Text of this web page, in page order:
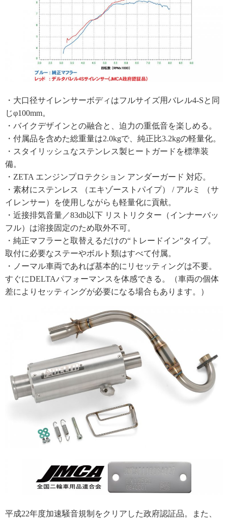
・大口径サイレンサーボディはフルサイズ用バレル4-Sと同
じφ100mm。
・バイクデザインとの融合と、迫力の重低音を楽しめる。
・付属品を含めた総重量は2.0kgで、純正比3.2kgの軽量化。
・スタイリッシュなステンレス製ヒートガードを標準装
備。
・ZETA エンジンプロテクション アンダーガード 対応。
・素材にステンレス （エキゾーストパイプ） / アルミ （サ
イレンサー）を使用しながらも軽量化に貢献。
・近接排気音量／83db以下 リストリクター（インナーバッ
フル）は溶接固定のため取外不可。
・純正マフラーと取替えるだけの“トレードイン”タイプ。
取付に必要なステーやボルト類はすべて付属。
・ノーマル車両であれば基本的にリセッティングは不要。
すぐにDELTAパフォーマンスを体感できる。（車両の個体
差によりセッティングが必要になる場合もあります。）
平成22年度加速騒音規制をクリアした政府認証品。また、